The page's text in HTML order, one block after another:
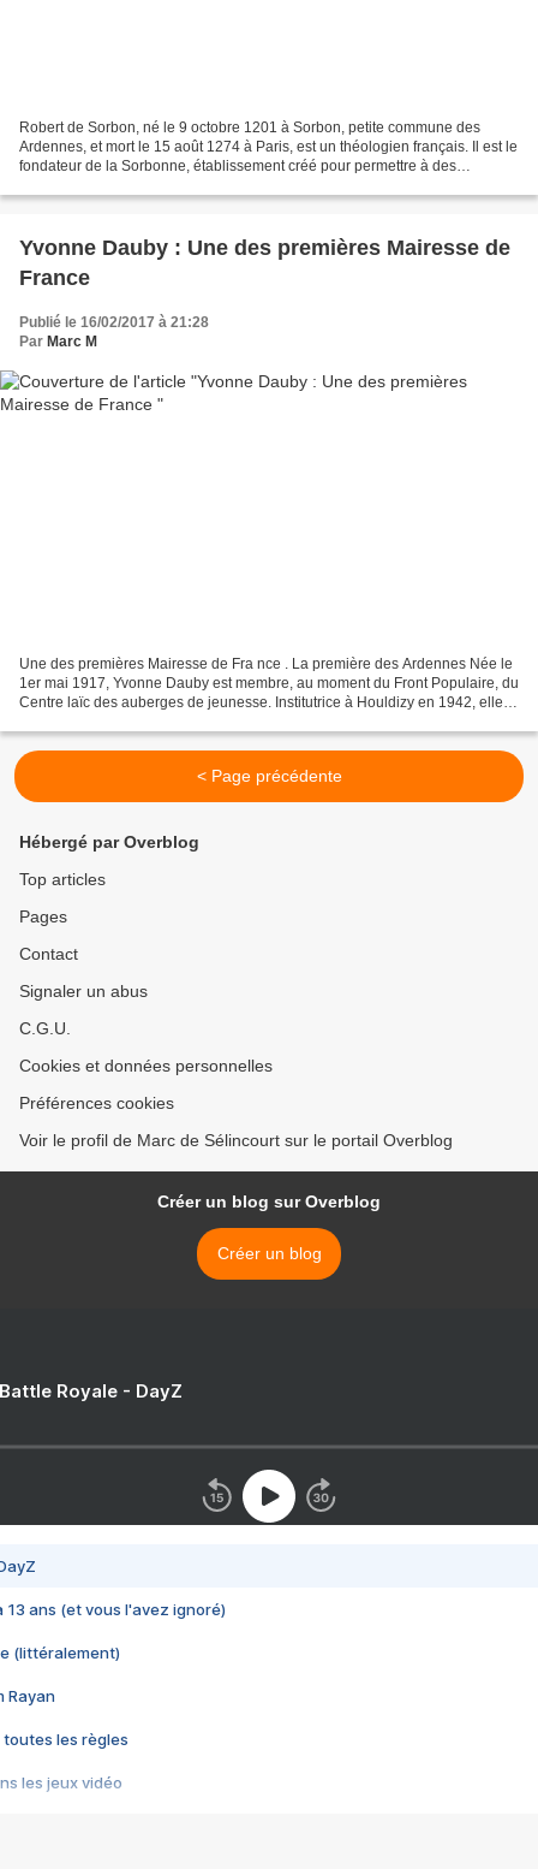
Robert de Sorbon, né le 9 octobre 1201 à Sorbon, petite commune des
Ardennes, et mort le 15 août 1274 à Paris, est un théologien français. Il est le
fondateur de la Sorbonne, établissement créé pour permettre à des
Yvonne Dauby : Une des premières Mairesse de
France
Publié le 16/02/2017 à 21:28
Par Marc M
Une des premières Mairesse de Fra nce . La première des Ardennes Née le
1er mai 1917, Yvonne Dauby est membre, au moment du Front Populaire, du
Centre laïc des auberges de jeunesse. Institutrice à Houldizy en 1942, elle
< Page précédente
Hébergé par Overblog
Top articles
Pages
Contact
Signaler un abus
C.G.U.
Cookies et données personnelles
Préférences cookies
Voir le profil de Marc de Sélincourt sur le portail Overblog
Créer un blog sur Overblog
Créer un blog
Royale - DayZ
13 ans (et vous l'avez ignoré)
(littéralement)
Rayan
toutes les règles
les jeux vidéo